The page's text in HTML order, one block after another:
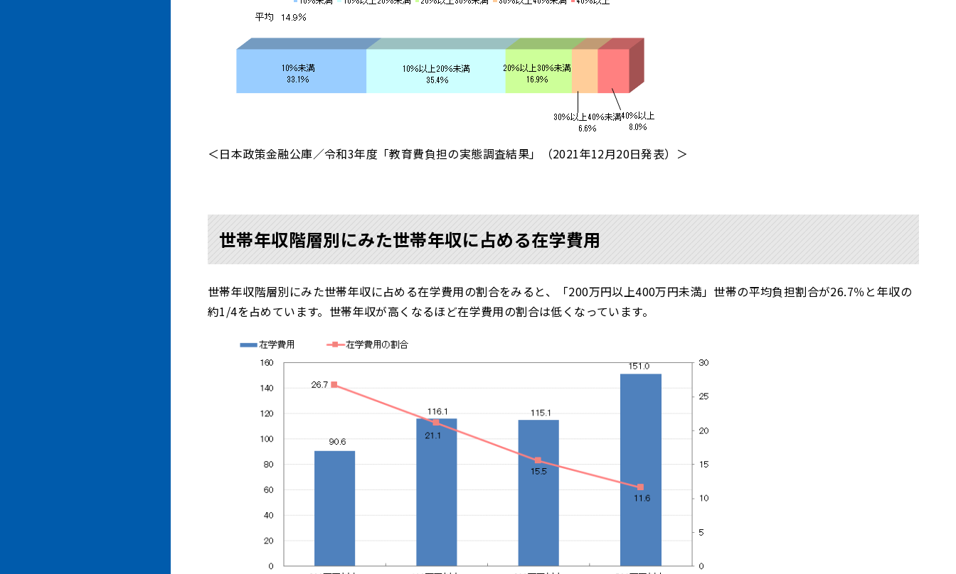
＜日本政策金融公庫／令和3年度「教育費負担の実態調査結果」（2021年12月20日発表）＞
世帯年収階層別にみた世帯年収に占める在学費用
世帯年収階層別にみた世帯年収に占める在学費用の割合をみると、「200万円以上400万円未満」世帯の平均負担割合が26.7％と年収の
約1/4を占めています。世帯年収が高くなるほど在学費用の割合は低くなっています。